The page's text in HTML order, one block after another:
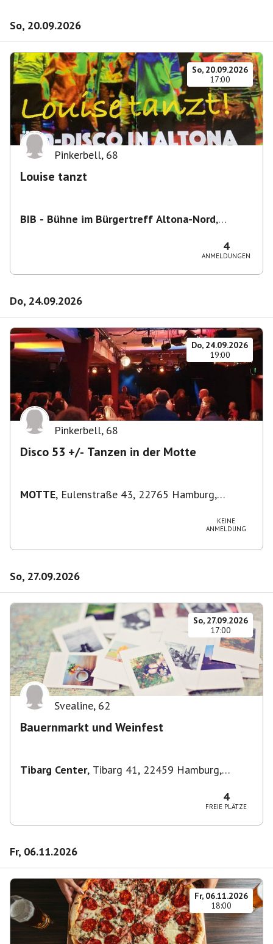
So, 20.09.2026
So, 20.09.2026
17:00
Pinkerbell, 68
Louise tanzt
BIB - Bühne im Bürgertreff Altona-Nord,
4
ANMELDUNGEN
Do, 24.09.2026
Do, 24.09.2026
19:00
Pinkerbell, 68
Disco 53 +/- Tanzen in der Motte
MOTTE, Eulenstraße 43, 22765 Hamburg,
KEINE
ANMELDUNG
So, 27.09.2026
So, 27.09.2026
17:00
Svealine, 62
Bauernmarkt und Weinfest
Tibarg Center, Tibarg 41, 22459 Hamburg,
4
FREIE PLÄTZE
Fr, 06.11.2026
Fr, 06.11.2026
18:00